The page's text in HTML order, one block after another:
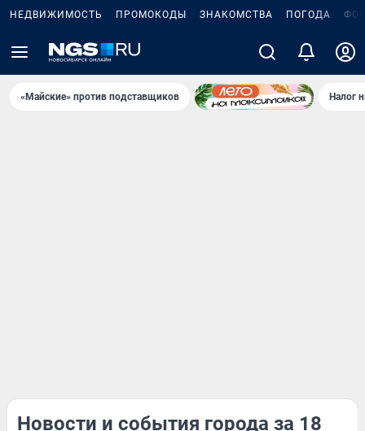
НЕДВИЖИМОСТЬ ПРОМОКОДЫ ЗНАКОМСТВА ПОГОДА
«Майские» против подставщиков Налог
Новости и события города за 18